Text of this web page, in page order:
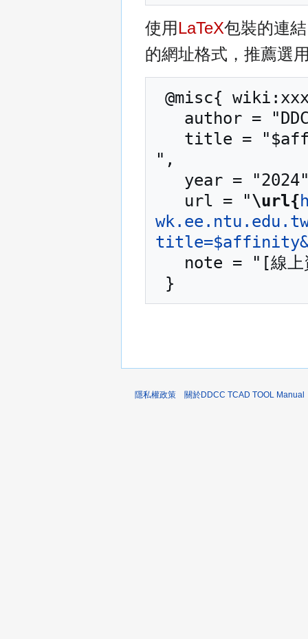
使用 LaTeX包裝的連
的網址格式，推薦選
",
   url = "
\url{
隱私權政策 關於DDCC TCAD TOOL Manual